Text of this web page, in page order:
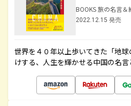
BOOKS 旅の名言＆
2022.12.15 発売
世界を４０年以上歩いてきた「地
けする、人生を輝かせる中国の名